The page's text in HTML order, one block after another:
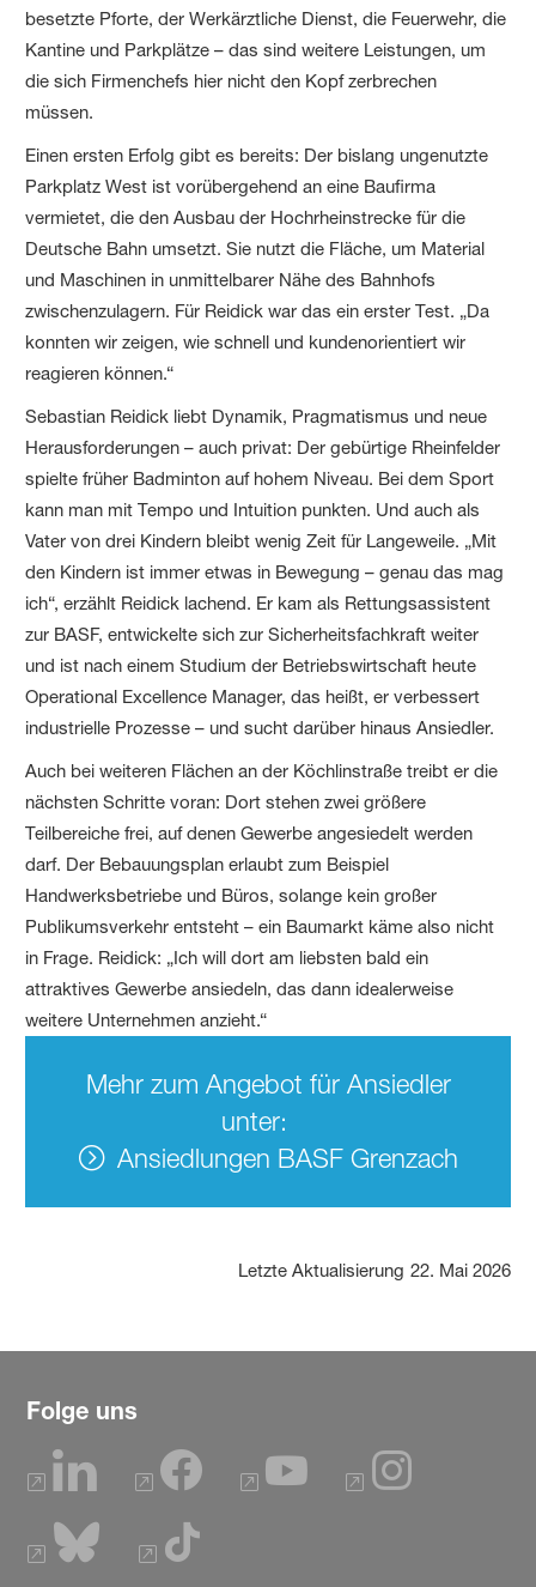
besetzte Pforte, der Werkärztliche Dienst, die Feuerwehr, die
Kantine und Parkplätze – das sind weitere Leistungen, um
die sich Firmenchefs hier nicht den Kopf zerbrechen
müssen.
Einen ersten Erfolg gibt es bereits: Der bislang ungenutzte
Parkplatz West ist vorübergehend an eine Baufirma
vermietet, die den Ausbau der Hochrheinstrecke für die
Deutsche Bahn umsetzt. Sie nutzt die Fläche, um Material
und Maschinen in unmittelbarer Nähe des Bahnhofs
zwischenzulagern. Für Reidick war das ein erster Test. „Da
konnten wir zeigen, wie schnell und kundenorientiert wir
reagieren können.“
Sebastian Reidick liebt Dynamik, Pragmatismus und neue
Herausforderungen – auch privat: Der gebürtige Rheinfelder
spielte früher Badminton auf hohem Niveau. Bei dem Sport
kann man mit Tempo und Intuition punkten. Und auch als
Vater von drei Kindern bleibt wenig Zeit für Langeweile. „Mit
den Kindern ist immer etwas in Bewegung – genau das mag
ich“, erzählt Reidick lachend. Er kam als Rettungsassistent
zur BASF, entwickelte sich zur Sicherheitsfachkraft weiter
und ist nach einem Studium der Betriebswirtschaft heute
Operational Excellence Manager, das heißt, er verbessert
industrielle Prozesse – und sucht darüber hinaus Ansiedler.
Auch bei weiteren Flächen an der Köchlinstraße treibt er die
nächsten Schritte voran: Dort stehen zwei größere
Teilbereiche frei, auf denen Gewerbe angesiedelt werden
darf. Der Bebauungsplan erlaubt zum Beispiel
Handwerksbetriebe und Büros, solange kein großer
Publikumsverkehr entsteht – ein Baumarkt käme also nicht
in Frage. Reidick: „Ich will dort am liebsten bald ein
attraktives Gewerbe ansiedeln, das dann idealerweise
weitere Unternehmen anzieht.“
Mehr zum Angebot für Ansiedler
unter:
Ansiedlungen BASF Grenzach
Letzte Aktualisierung 22. Mai 2026
Folge uns